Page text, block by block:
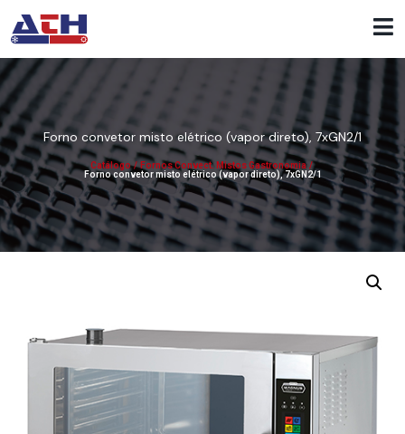
Forno convetor misto elétrico (vapor direto), 7xGN2/1
Catálogo / Fornos Convect. Mistos Gastronomia /
Forno convetor misto elétrico (vapor direto), 7xGN2/1